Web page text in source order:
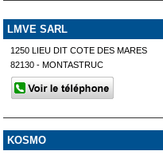
LMVE SARL
1250 LIEU DIT COTE DES MARES
82130 - MONTASTRUC
KOSMO